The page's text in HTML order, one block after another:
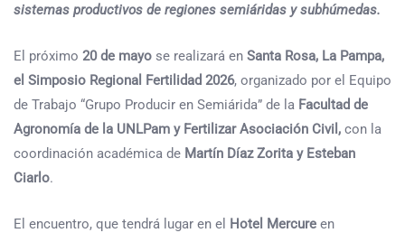
sistemas productivos de regiones semiáridas y subhúmedas.
El próximo 20 de mayo se realizará en Santa Rosa, La Pampa,
el Simposio Regional Fertilidad 2026, organizado por el Equipo
de Trabajo “Grupo Producir en Semiárida” de la Facultad de
Agronomía de la UNLPam y Fertilizar Asociación Civil, con la
coordinación académica de Martín Díaz Zorita y Esteban
Ciarlo.
El encuentro, que tendrá lugar en el Hotel Mercure en